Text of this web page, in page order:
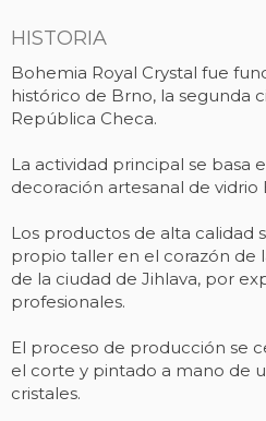
HISTORIA
Bohemia Royal Crystal fue
histórico de Brno, la segunda
República Checa.
La actividad principal se basa
decoración artesanal de vidrio
Los productos de alta calidad
propio taller en el corazón de
de la ciudad de Jihlava, por
profesionales.
El proceso de producción se
el corte y pintado a mano de
cristales.